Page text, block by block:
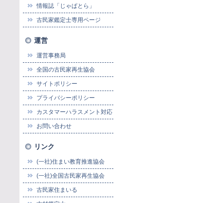
情報誌「じゃぱとら」
古民家鑑定士専用ページ
運営
運営事務局
全国の古民家再生協会
サイトポリシー
プライバシーポリシー
カスタマーハラスメント対応
お問い合わせ
リンク
(一社)住まい教育推進協会
(一社)全国古民家再生協会
古民家住まいる